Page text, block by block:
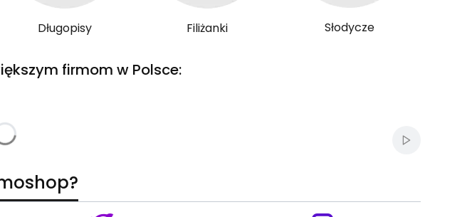
Długopisy Filiżanki Słodycze
firmom w Polsce:
Włącz